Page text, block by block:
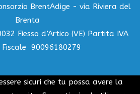
BrentAdige - via Riviera del
Brenta
Fiesso d’Artico (VE) Partita IVA
Fiscale 90096180279
sicuri che tu possa avere la